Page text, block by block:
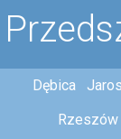
Dębica
Rzeszów